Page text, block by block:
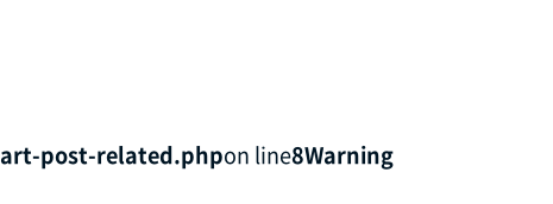
post-related.phpon line8Warning